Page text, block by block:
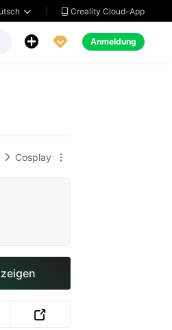
  Creality Cloud-App
  Anmeldung
 Cosplay 
